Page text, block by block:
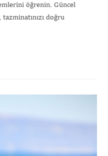
öğrenin. Güncel
doğru